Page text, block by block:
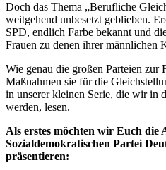
Doch das Thema „Berufliche
weitgehend unbesetzt geblieben.
SPD, endlich Farbe bekannt und
Frauen zu denen ihrer männlichen
Wie genau die großen Parteien zur
Maßnahmen sie für die
in unserer kleinen Serie, die wir in
werden, lesen.
Als erstes möchten wir Euch die
Sozialdemokratischen Partei
präsentieren: